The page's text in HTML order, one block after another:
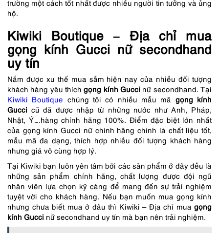
trường một cách tốt nhất được nhiều người tin tưởng và ủng
hộ.
Kiwiki Boutique – Địa chỉ mua
gọng kính Gucci nữ secondhand
uy tín
Nắm được xu thế mua sắm hiện nay của nhiều đối tượng
khách hàng yêu thíchgọng kính Gucci nữ secondhand. Tại
Kiwiki Boutique chúng tôi có nhiều mẫu mã gọng kính
Gucci cũ đã được nhập từ những nước như Anh, Pháp,
Nhật, Ý….hàng chính hãng 100%. Điểm đặc biệt lớn nhất
của gọng kính Gucci nữ chính hãng chính là chất liệu tốt,
mẫu mã đa dạng, thích hợp nhiều đối tượng khách hàng
nhưng giá vô cùng hợp lý.
Tại Kiwiki bạn luôn yên tâm bởi các sản phẩm ở đây đều là
những sản phẩm chính hãng, chất lượng được đội ngũ
nhân viên lựa chọn kỹ càng để mang đến sự trải nghiệm
tuyệt vời cho khách hàng. Nếu bạn muốn mua gọng kính
nhưng chưa biết mua ở đâu thì Kiwiki – Địa chỉ mua gọng
kính Gucci nữ secondhand uy tín mà bạn nên trải nghiệm.